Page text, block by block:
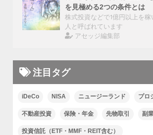
を見極める2つの条件とは
株式投資などで1億円以上を稼
人と呼ばれています
アセッジ編集部
注目タグ
iDeCo NISA ニュージーランド プロ
不動産投資 保険・年金 先物取引 副
投資信託（ETF・MMF・REIT含む）